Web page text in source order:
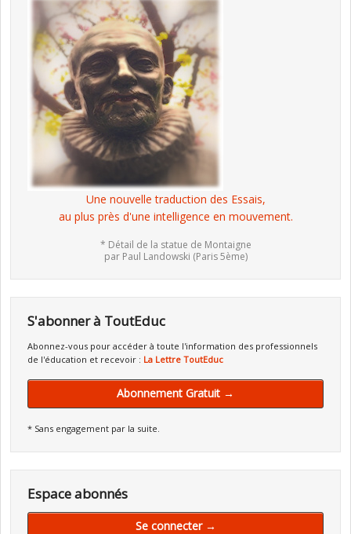
Une nouvelle traduction des Essais,
au plus près d'une intelligence en mouvement.
* Détail de la statue de Montaigne
par Paul Landowski (Paris 5ème)
S'abonner à ToutEduc
Abonnez-vous pour accéder à toute l'information des professionnels
de l'éducation et recevoir : La Lettre ToutEduc
Abonnement Gratuit →
* Sans engagement par la suite.
Espace abonnés
Se connecter →